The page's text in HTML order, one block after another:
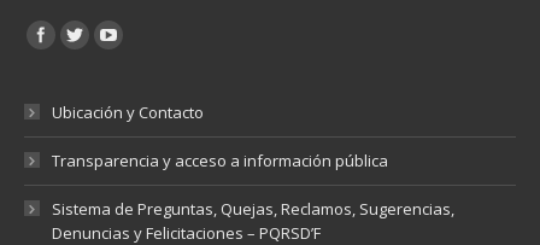
Encuéntranos en:
Ubicación y Contacto
Transparencia y acceso a información pública
Sistema de Preguntas, Quejas, Reclamos, Sugerencias,
Denuncias y Felicitaciones – PQRSD’F